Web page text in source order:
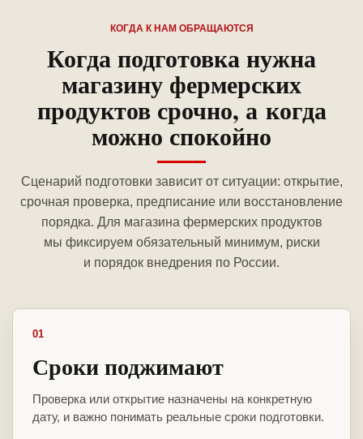
КОГДА К НАМ ОБРАЩАЮТСЯ
Когда подготовка нужна
магазину фермерских
продуктов срочно, а когда
можно спокойно
Сценарий подготовки зависит от ситуации: открытие,
срочная проверка, предписание или восстановление
порядка. Для магазина фермерских продуктов
мы фиксируем обязательный минимум, риски
и порядок внедрения по России.
01
Сроки поджимают
Проверка или открытие назначены на конкретную
дату, и важно понимать реальные сроки подготовки.